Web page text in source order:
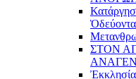
ΣΤΟΝ
Ἐκκλησία